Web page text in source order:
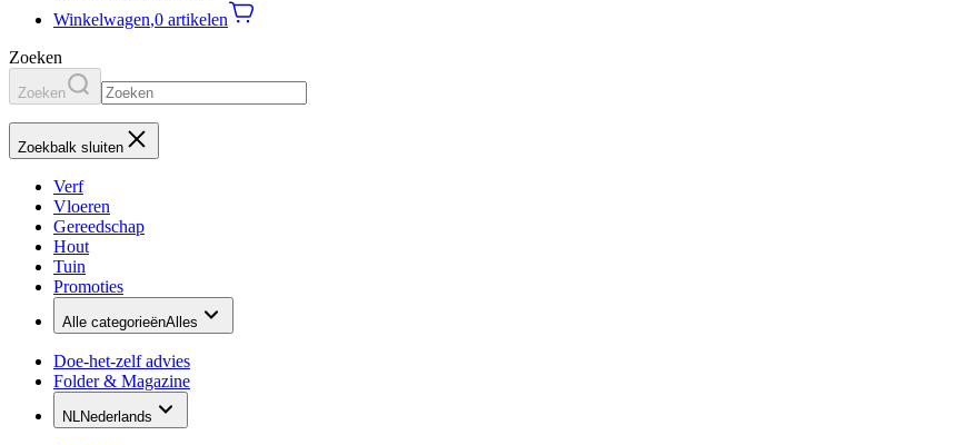
Winkelwagen,0 artikelen
Zoeken
Zoeken
Zoekbalk sluiten
Verf
Vloeren
Gereedschap
Hout
Tuin
Promoties
Alle categorieënAlles
Doe-het-zelf advies
Folder & Magazine
NLNederlands